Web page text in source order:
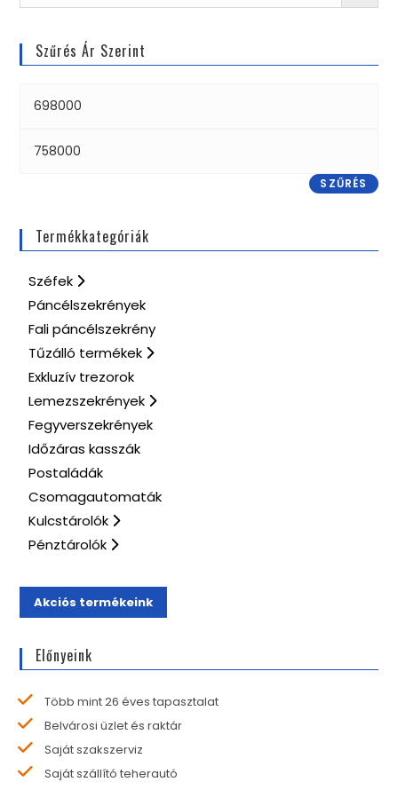
Szűrés Ár Szerint
SZŰRÉS
Termékkategóriák
Széfek
Páncélszekrények
Fali páncélszekrény
Tűzálló termékek
Exkluzív trezorok
Lemezszekrények
Fegyverszekrények
Időzáras kasszák
Postaládák
Csomagautomaták
Kulcstárolók
Pénztárolók
Akciós termékeink
Előnyeink
Több mint 26 éves tapasztalat
Belvárosi üzlet és raktár
Saját szakszerviz
Saját szállító teherautó